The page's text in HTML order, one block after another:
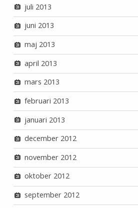
juli 2013
juni 2013
maj 2013
april 2013
mars 2013
februari 2013
januari 2013
december 2012
november 2012
oktober 2012
september 2012